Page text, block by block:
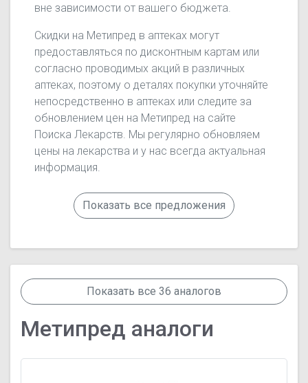
вне зависимости от вашего бюджета.
Скидки на Метипред в аптеках могут
предоставляться по дисконтным картам или
согласно проводимых акций в различных
аптеках, поэтому о деталях покупки уточняйте
непосредственно в аптеках или следите за
обновлением цен на Метипред на сайте
Поиска Лекарств. Мы регулярно обновляем
цены на лекарства и у нас всегда актуальная
информация.
Показать все предложения
Показать все 36 аналогов
Метипред аналоги